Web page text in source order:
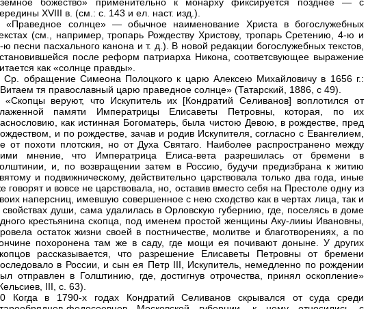
XVIII в. (см.: с. 143 и ел. наст. изд.).
«Праведное солнце» — обычное наименование Христа в богослужебных
(см., например, тропарь Рождеству Христову, тропарь Сретению, 4-ю и
ю песни пасхального канона и т. д.). В новой редакции богослужебных текстов,
после реформ патриарха Никона, соответсвующее выражение
как «солнце правды».
Ср. обращение Симеона Полоцкого к царю Алексею Михайловичу в 1656 г.:
тя православный царю праведное солнце» (Татарский, 1886, с 49).
«Скопцы веруют, что Искупитель их [Кондратий Селиванов] воплотился от
памяти Императрицы Елисаветы Петровны, которая, по их
как истинная Богоматерь, была чистою Девою, в рождестве, пред
и по рождестве, зачав и родив Искупителя, согласно с Евангелием,
от похоти плотския, но от Духа Святаго. Наиболее распространено между
мнение, что Императрица Елиса-вета разрешилась от бремени в
и, по возвращении затем в Россию, будучи предизбрана к житию
и подвижническому, действительно царствовала только два года, иные
говорят и вовсе не царствовала, но, оставив вместо себя на Престоле одну из
наперсниц, имевшую совершенное с нею сходство как в чертах лица, так и
свойствах души, сама удалилась в Орловскую губернию, где, поселясь в доме
крестьянина скопца, под именем простой женщины Аку-лииы Ивановны,
остаток жизни своей в постничестве, молитве и благотворениях, а по
похоронена там же в саду, где мощи ея почивают доныне. У других
рассказывается, что разрешение Елисаветы Петровны от бремени
в России, и сын ея Петр III, Искупитель, немедленно по рождении
отправлен в Голштинию, где, достигнув отрочества, принял оскопление»
III, с. 63).
Когда в 1790-х годах Кондратий Селиванов скрывался от суда среди